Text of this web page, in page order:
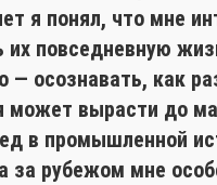
я понял, что мне
повседневную
осознавать, как
может вырасти до
в промышленной
за рубежом мне